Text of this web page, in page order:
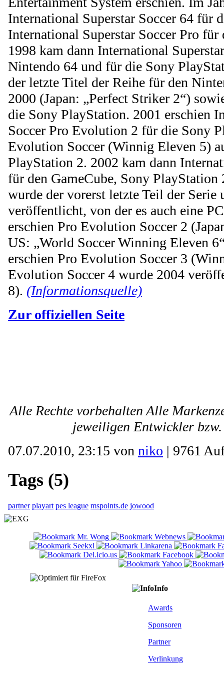
International Superstar Soccer 64 für
International Superstar Soccer Pro
1998 kam dann International
Nintendo 64 und für die Sony
der letzte Titel der Reihe für den
2000 (Japan: „Perfect Striker 2“)
die Sony PlayStation. 2001 erschien
Soccer Pro Evolution 2 für die Sony
Evolution Soccer (Winnig Eleven 5)
PlayStation 2. 2002 kam dann
für den GameCube, Sony
wurde der vorerst letzte Teil der Serie
veröffentlicht, von der es auch eine
erschien Pro Evolution Soccer 2
US: „World Soccer Winning Eleven
erschien Pro Evolution Soccer 3
Evolution Soccer 4 wurde 2004
8). (Informationsquelle)
Zur offiziellen Seite
Alle Rechte vorbehalten Alle
jeweiligen Entwickler
07.07.2010, 23:15 von niko | 9761
Tags (5)
partner playart pes league mspoints.de jowood
Info
Awards
Sponsoren
Partner
Verlinkung